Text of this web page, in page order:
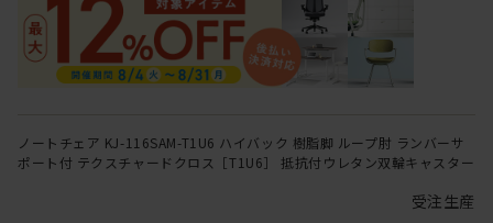
ノートチェア KJ-116SAM-T1U6 ハイバック 樹脂脚 ループ肘 ランバーサ
ポート付 テクスチャードクロス［T1U6］ 抵抗付ウレタン双輪キャスター
受注生産